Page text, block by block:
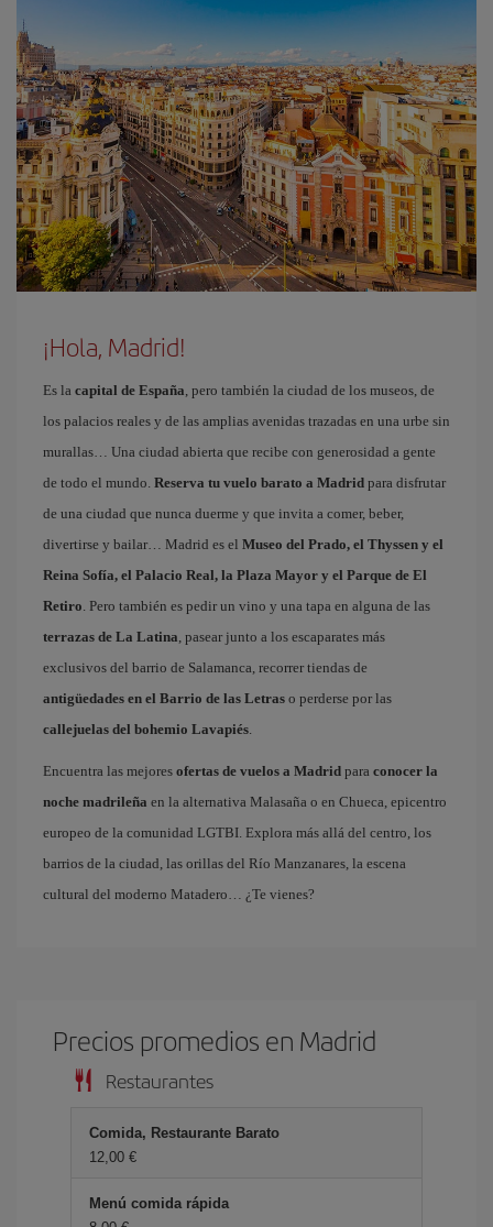
¡Hola, Madrid!
Es la capital de España, pero también la ciudad de los museos, de
los palacios reales y de las amplias avenidas trazadas en una urbe sin
murallas… Una ciudad abierta que recibe con generosidad a gente
de todo el mundo. Reserva tu vuelo barato a Madrid para disfrutar
de una ciudad que nunca duerme y que invita a comer, beber,
divertirse y bailar… Madrid es el Museo del Prado, el Thyssen y el
Reina Sofía, el Palacio Real, la Plaza Mayor y el Parque de El
Retiro. Pero también es pedir un vino y una tapa en alguna de las
terrazas de La Latina, pasear junto a los escaparates más
exclusivos del barrio de Salamanca, recorrer tiendas de
antigüedades en el Barrio de las Letras o perderse por las
callejuelas del bohemio Lavapiés.
Encuentra las mejores ofertas de vuelos a Madrid para conocer la
noche madrileña en la alternativa Malasaña o en Chueca, epicentro
europeo de la comunidad LGTBI. Explora más allá del centro, los
barrios de la ciudad, las orillas del Río Manzanares, la escena
cultural del moderno Matadero… ¿Te vienes?
Precios promedios en Madrid
Restaurantes
Comida, Restaurante Barato
12,00 €
Menú comida rápida